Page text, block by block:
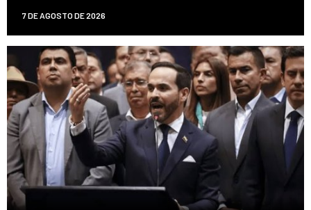
7 DE AGOSTO DE 2026